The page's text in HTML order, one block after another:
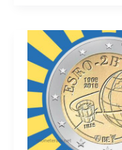
2018
Belgio
“Mei
Mai”
Maggio
1968